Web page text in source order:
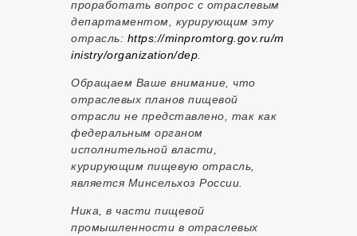
проработать вопрос с отраслевым
департаментом, курирующим эту
отрасль: https://minpromtorg.gov.ru/m
inistry/organization/dep
Обращаем Ваше внимание, что
отраслевых планов пищевой
отрасли не представлено, так как
федеральным органом
исполнительной власти,
курирующим пищевую отрасль,
является Минсельхоз России.
Ника, в части пищевой
промышленности в отраслевых